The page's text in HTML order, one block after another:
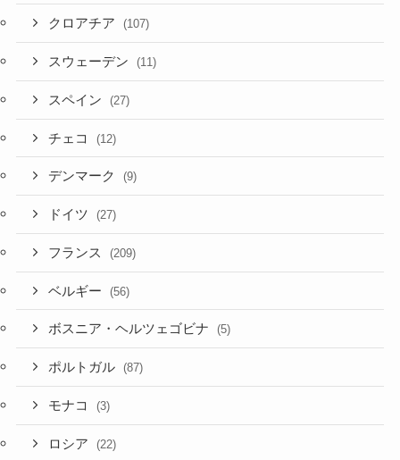
クロアチア (107)
スウェーデン (11)
スペイン (27)
チェコ (12)
デンマーク (9)
ドイツ (27)
フランス (209)
ベルギー (56)
ボスニア・ヘルツェゴビナ (5)
ポルトガル (87)
モナコ (3)
ロシア (22)